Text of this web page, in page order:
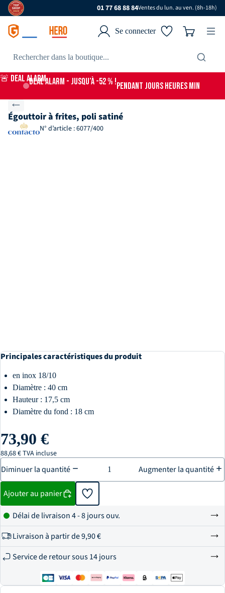
01 77 68 88 84Ventes du lun. au ven. (8h-18h)
Se connecter
🚨 DEAL ALARMDEAL ALARM - jusqu’à -52 % !PENDANT JOURS HEURES MIN
Égouttoir à frites, poli satiné
N° d’article : 6077/400
Principales caractéristiques du produit
en inox 18/10
Diamètre : 40 cm
Hauteur : 17,5 cm
Diamètre du fond : 18 cm
73,90 €
88,68 € TVA incluse
Diminuer la quantité Augmenter la quantité
Ajouter au panier
Délai de livraison 4 - 8 jours ouv.
Livraison à partir de9,90 €
Service de retour sous 14 jours